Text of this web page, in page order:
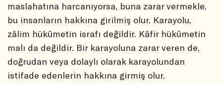
maslahatına harcanıyorsa, buna zarar vermekle,
bu insanların hakkına girilmiş olur. Karayolu,
zâlim hükûmetin israfı değildir. Kâfir hükûmetin
malı da değildir. Bir karayoluna zarar veren de,
doğrudan veya dolaylı olarak karayolundan
istifade edenlerin hakkına girmiş olur.